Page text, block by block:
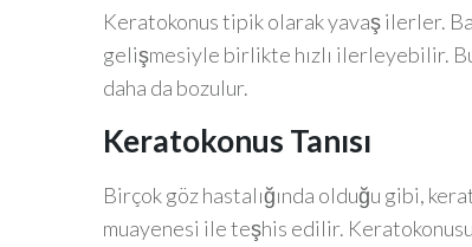
Keratokonus tipik olarak yavaş ilerler.
gelişmesiyle birlikte hızlı ilerleyebilir.
daha da bozulur.
Keratokonus Tanısı
Birçok göz hastalığında olduğu gibi,
muayenesi ile teşhis edilir.